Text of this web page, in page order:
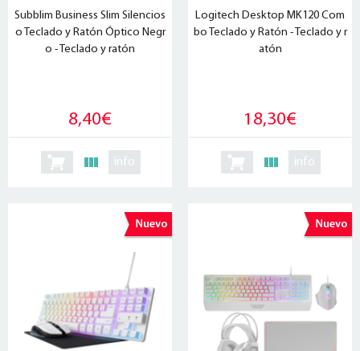
Subblim Business Slim Silencios
o Teclado y Ratón Óptico Negr
o - Teclado y ratón
8,40€
info
Logitech Desktop MK120 Com
bo Teclado y Ratón - Teclado y r
atón
18,30€
info